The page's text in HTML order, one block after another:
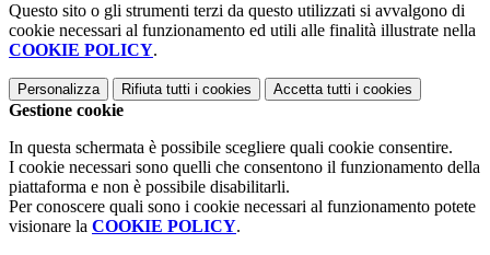
Questo sito o gli strumenti terzi da questo utilizzati si avvalgono di
cookie necessari al funzionamento ed utili alle finalità illustrate nella
COOKIE POLICY.
Personalizza Rifiuta tutti i cookies Accetta tutti i cookies
Gestione cookie
In questa schermata è possibile scegliere quali cookie consentire.
I cookie necessari sono quelli che consentono il funzionamento della
piattaforma e non è possibile disabilitarli.
Per conoscere quali sono i cookie necessari al funzionamento potete
visionare la COOKIE POLICY.